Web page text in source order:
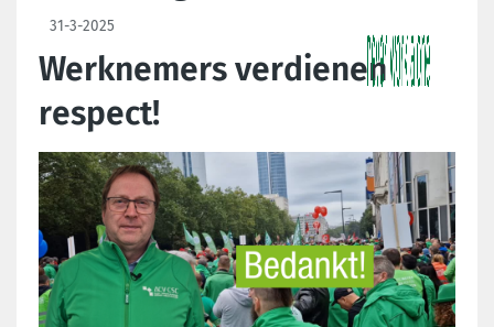
31-3-2025
Werknemers verdienen
respect!